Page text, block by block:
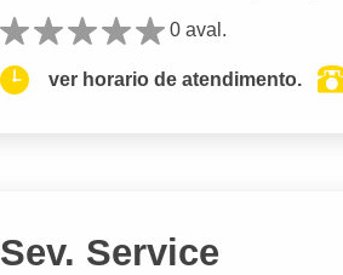
0 aval.
ver horario de atendimento.
Sev. Service